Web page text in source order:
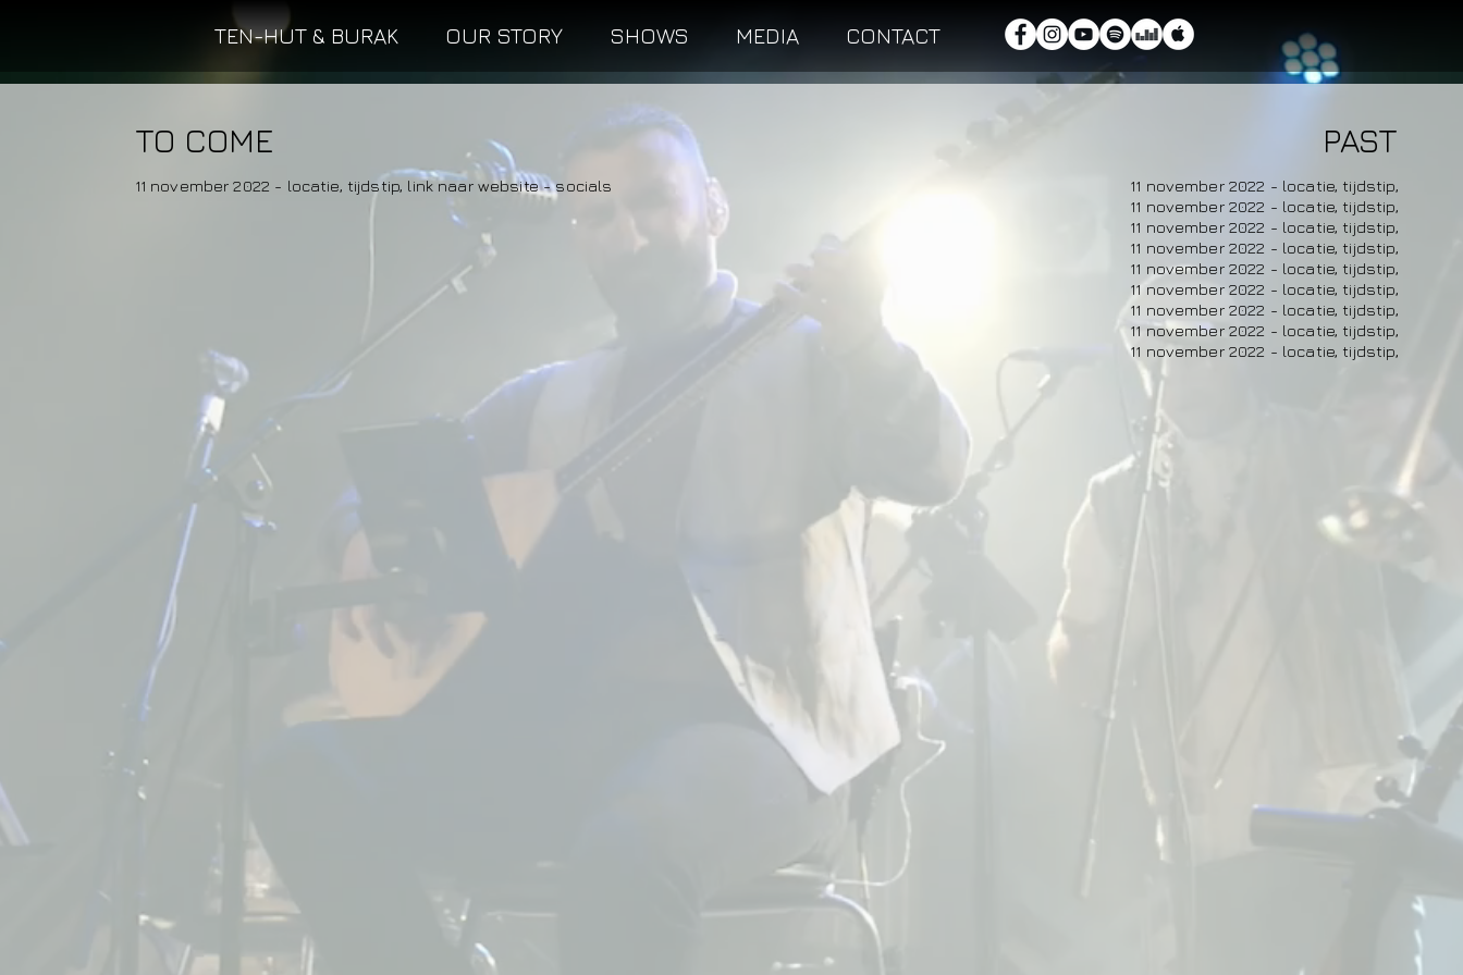
TEN-HUT & BURAK OUR STORY SHOWS MEDIA CONTACT
TO COME
11 november 2022 - locatie, tijdstip, link naar website - socials
PAST
11 november 2022 - locatie, tijdstip,
11 november 2022 - locatie, tijdstip,
11 november 2022 - locatie, tijdstip,
11 november 2022 - locatie, tijdstip,
11 november 2022 - locatie, tijdstip,
11 november 2022 - locatie, tijdstip,
11 november 2022 - locatie, tijdstip,
11 november 2022 - locatie, tijdstip,
11 november 2022 - locatie, tijdstip,